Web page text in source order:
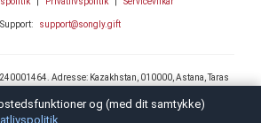
Support: support@songly.gift
Adresse: Kazakhstan, 010000, Astana, Taras
str. 4/1, n.p. 17. Email: support@songly.gift
og (med dit samtykke)